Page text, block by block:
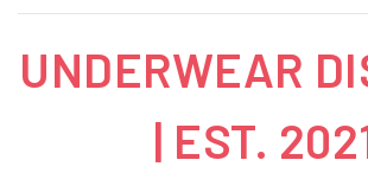
UNDERWEAR
| EST.